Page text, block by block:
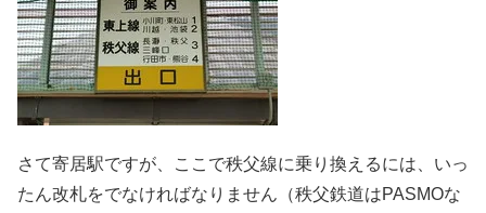
さて寄居駅ですが、ここで秩父線に乗り換えるには、いっ
たん改札をでなければなりません（秩父鉄道はPASMOな